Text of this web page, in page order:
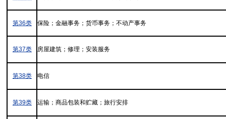
第36类 保险；金融事务；货币事务；不动产事务
第37类 房屋建筑；修理；安装服务
第38类 电信
第39类 运输；商品包装和贮藏；旅行安排